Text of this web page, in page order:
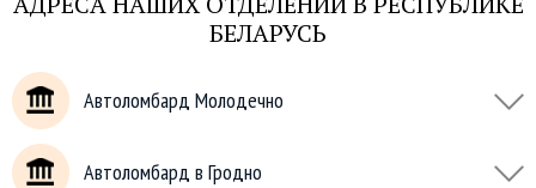
БЕЛАРУСЬ
Автоломбард Молодечно
Автоломбард в Гродно